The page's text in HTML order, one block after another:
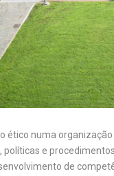
ético numa
e
de